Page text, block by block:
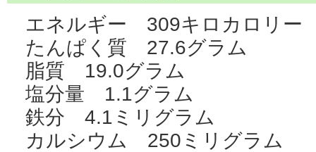
エネルギー 309キロカロリー
たんぱく質 27.6グラム
脂質 19.0グラム
塩分量 1.1グラム
鉄分 4.1ミリグラム
カルシウム 250ミリグラム